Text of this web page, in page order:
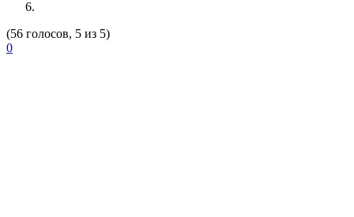
(56 голосов, 5 из 5)
0